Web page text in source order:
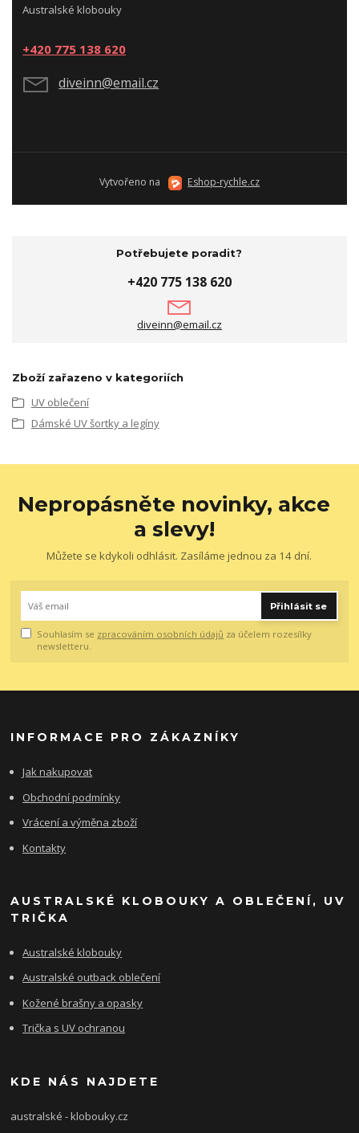
Australské klobouky
+420 775 138 620
diveinn@email.cz
Vytvořeno na Eshop-rychle.cz
Potřebujete poradit?
+420 775 138 620
diveinn@email.cz
Zboží zařazeno v kategoriích
UV oblečení
Dámské UV šortky a legíny
Nepropásněte novinky, akce
a slevy!
Můžete se kdykoli odhlásit. Zasíláme jednou za 14 dní.
Přihlásit se
Souhlasím se zpracováním osobních údajů za účelem rozesílky
newsletteru.
INFORMACE PRO ZÁKAZNÍKY
Jak nakupovat
Obchodní podmínky
Vrácení a výměna zboží
Kontakty
AUSTRALSKÉ KLOBOUKY A OBLEČENÍ, UV
TRIČKA
Australské klobouky
Australské outback oblečení
Kožené brašny a opasky
Trička s UV ochranou
KDE NÁS NAJDETE
australské - klobouky.cz